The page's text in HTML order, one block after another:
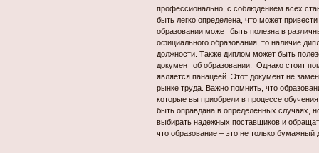
профессионально, с соблюдением всех
быть легко определена, что может
образовании может быть полезна в
официального образования, то наличие
должности. Также диплом может быть
документ об образовании. Однако стоит
является панацеей. Этот документ не
рынке труда. Важно помнить, что
которые вы приобрели в процессе
быть оправдана в определенных случаях,
выбирать надежных поставщиков и
что образование – это не только